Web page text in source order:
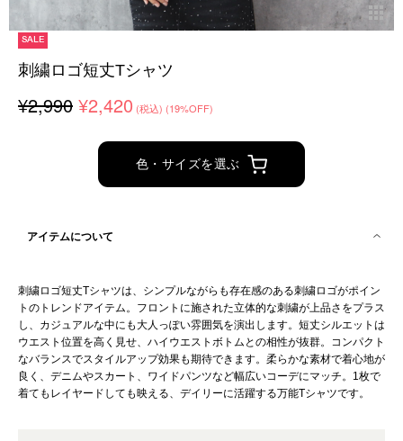
SALE
刺繍ロゴ短丈Tシャツ
¥2,990 ¥2,420 (税込) (19%OFF)
色・サイズを選ぶ
アイテムについて
刺繍ロゴ短丈Tシャツは、シンプルながらも存在感のある刺繍ロゴがポイン
トのトレンドアイテム。フロントに施された立体的な刺繍が上品さをプラス
し、カジュアルな中にも大人っぽい雰囲気を演出します。短丈シルエットは
ウエスト位置を高く見せ、ハイウエストボトムとの相性が抜群。コンパクト
なバランスでスタイルアップ効果も期待できます。柔らかな素材で着心地が
良く、デニムやスカート、ワイドパンツなど幅広いコーデにマッチ。1枚で
着てもレイヤードしても映える、デイリーに活躍する万能Tシャツです。